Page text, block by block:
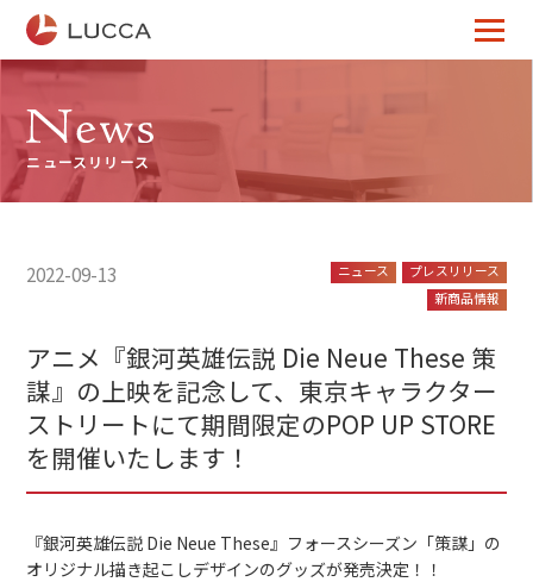
TOP
What We Do
News
fujidenolo Group
ニュースリリース
2022-09-13 ニュース
プレスリリース
新商品情報
アニメ『銀河英雄伝説 Die Neue These 策
謀』の上映を記念して、東京キャラクター
ストリートにて期間限定のPOP UP STORE
を開催いたします！
『銀河英雄伝説 Die Neue These』フォースシーズン「策謀」の
オリジナル描き起こしデザインのグッズが発売決定！！